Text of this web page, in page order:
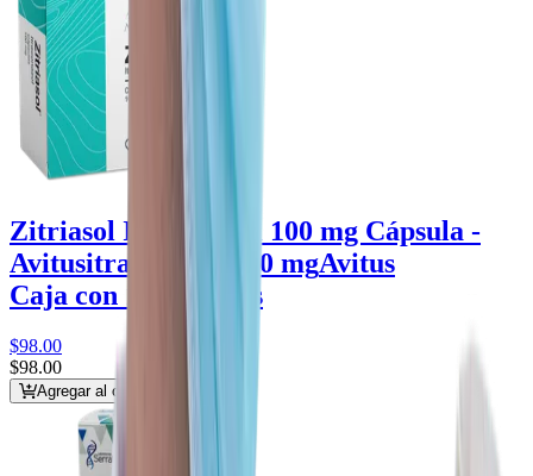
Zitriasol Itraconazol 100 mg Cápsula -
Avitusitraconazol 100 mgAvitus
Caja con 15 cápsulas
$98.00
$98.00
Agregar al carrito